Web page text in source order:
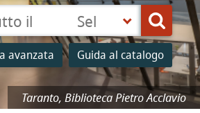
Taranto, Biblioteca Pietro Acclavio
Cerca
avanzata Guida al catalogo
Seleziona
la
tua
biblioteca